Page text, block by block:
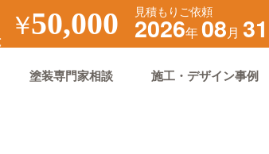
￥50,000 見積もりご依頼
2026年08月 31
塗装専門家相談 施工・デザイン事例